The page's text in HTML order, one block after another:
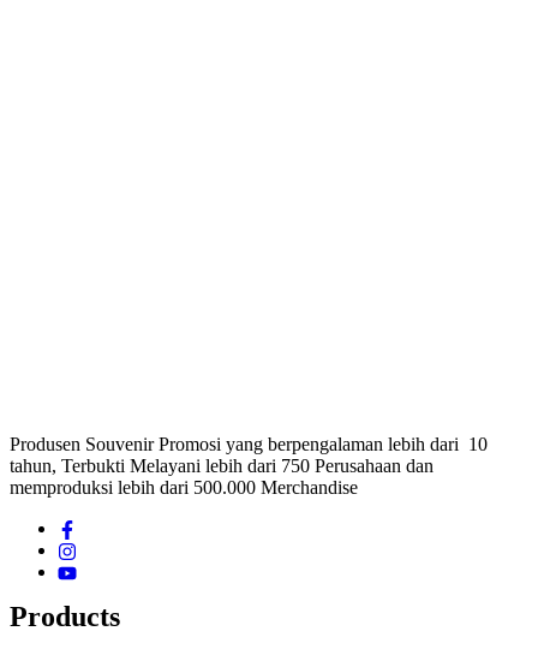
Produsen Souvenir Promosi yang berpengalaman lebih dari 10
tahun, Terbukti Melayani lebih dari 750 Perusahaan dan
memproduksi lebih dari 500.000 Merchandise
Products